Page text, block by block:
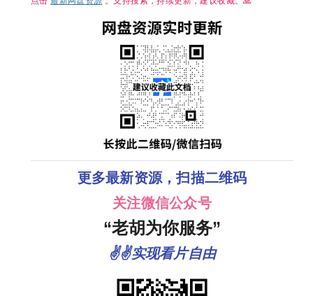
更多最新资源，扫描二维码
关注微信公众号
“老胡为你服务”
✌✌实现看片自由